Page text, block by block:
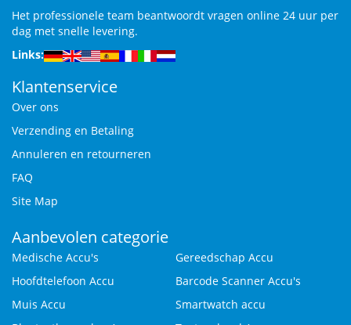
Het professionele team beantwoordt vragen online 24 uur per
dag met snelle levering.
Links:
Klantenservice
Over ons
Verzending en Betaling
Annuleren en retourneren
FAQ
Site Map
Aanbevolen categorie
Medische Accu's
Gereedschap Accu
Hoofdtelefoon Accu
Barcode Scanner Accu's
Muis Accu
Smartwatch accu